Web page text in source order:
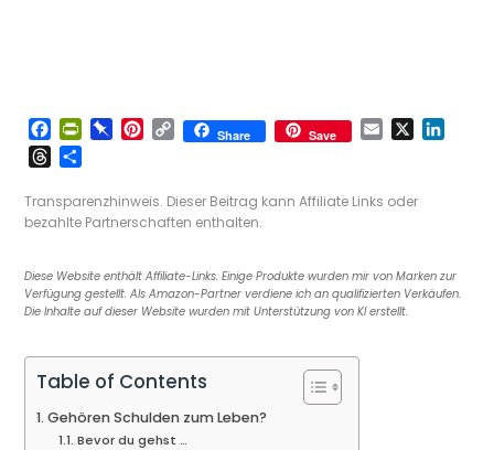
F
a
c
e
b
k
P
n
t
i
e
l
y
P
b
o
d
P
t
e
s
t
C
o
y
L
k
Share Save
E
X
n
T
r
e
d
s
i
l
n
Transparenzhinweis. Dieser Beitrag kann Affiliate Links oder
bezahlte Partnerschaften enthalten.
Diese Website enthält Affiliate-Links. Einige Produkte wurden mir von Marken zur
Verfügung gestellt. Als Amazon-Partner verdiene ich an qualifizierten Verkäufen.
Die Inhalte auf dieser Website wurden mit Unterstützung von KI erstellt.
Table of Contents
Gehören Schulden zum Leben?
Bevor du gehst …